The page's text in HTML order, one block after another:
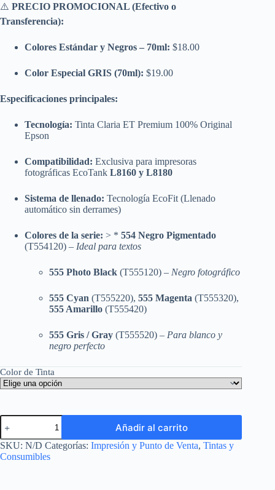
desde
$18.00
$19.00
⚠️ PRECIO PROMOCIONAL (Efectivo o
Transferencia):
Colores Estándar y Negros – 70ml: $18.00
Color Especial GRIS (70ml): $19.00
Especificaciones principales:
Tecnología: Tinta Claria ET Premium 100% Original
Epson
Compatibilidad: Exclusiva para impresoras
fotográficas EcoTank L8160 y L8180
Sistema de llenado: Tecnología EcoFit (Llenado
automático sin derrames)
Colores de la serie: > * 554 Negro Pigmentado
(T554120) – Ideal para textos
555 Photo Black (T555120) – Negro fotográfico
555 Cyan (T555220), 555 Magenta (T555320),
555 Amarillo (T555420)
555 Gris / Gray (T555520) – Para blanco y
negro perfecto
Color de Tinta
Botella
de
Tinta
Original
Epson
Añadir al carrito
SKU: N/D Categorías: Impresión y Punto de Venta, Tintas y
Consumibles